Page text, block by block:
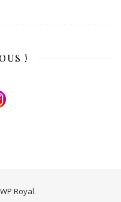
!
WP Royal.